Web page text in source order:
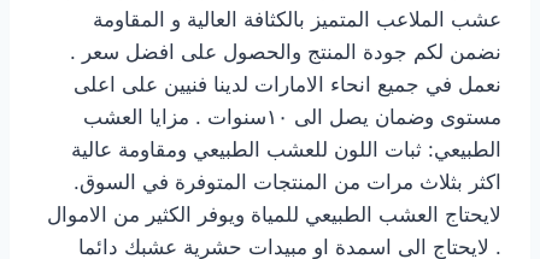
عشب الملاعب المتميز بالكثافة العالية و المقاومة
نضمن لكم جودة المنتج والحصول على افضل سعر .
نعمل في جميع انحاء الامارات لدينا فنيين على اعلى
مستوى وضمان يصل الى ١٠سنوات . مزايا العشب
الطبيعي: ثبات اللون للعشب الطبيعي ومقاومة عالية
اكثر بثلاث مرات من المنتجات المتوفرة في السوق.
لايحتاج العشب الطبيعي للمياة ويوفر الكثير من الاموال
. لايحتاج الى اسمدة او مبيدات حشرية عشبك دائما